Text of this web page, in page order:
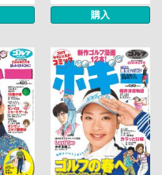
購入